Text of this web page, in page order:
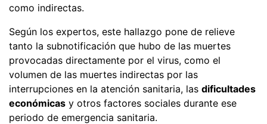
como indirectas.
Según los expertos, este hallazgo pone de relieve
tanto la subnotificación que hubo de las muertes
provocadas directamente por el virus, como el
volumen de las muertes indirectas por las
interrupciones en la atención sanitaria, las dificultades
económicas y otros factores sociales durante ese
periodo de emergencia sanitaria.